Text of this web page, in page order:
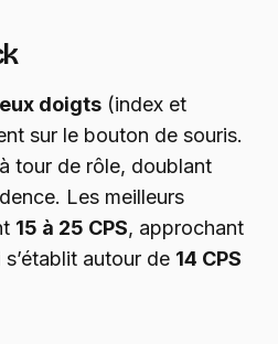
doigts (index et
sur le bouton de souris.
tour de rôle, doublant
Les meilleurs
15 à 25 CPS, approchant
autour de 14 CPS